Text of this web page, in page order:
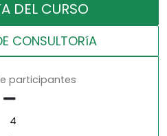
DEL CURSO
CONSULTORíA
participantes